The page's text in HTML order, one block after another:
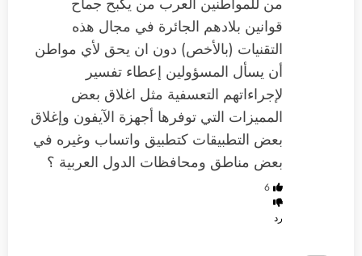
قوانين بلادهم الجائرة في مجال هذه
التقنيات (بالأخص) دون ان يحق لأي مواطن
أن يسأل المسؤولين إعطاء تفسير
لإجراءاتهم التعسفية مثل اغلاق بعض
المميزات التي توفرها أجهزة الآيفون وإغلاق
بعض التطبيقات كتطبيق واتساب وغيره في
بعض مناطق ومحافظات الدول العربية ؟
6
رد